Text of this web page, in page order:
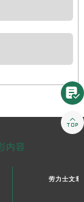
内容
劳力士文章

